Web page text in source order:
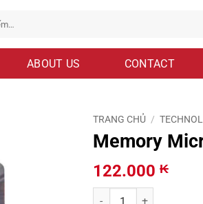
ABOUT US CONTACT
TRANG CHỦ /
Memory
122.000 ₭
Memory Micro SD 32Gb